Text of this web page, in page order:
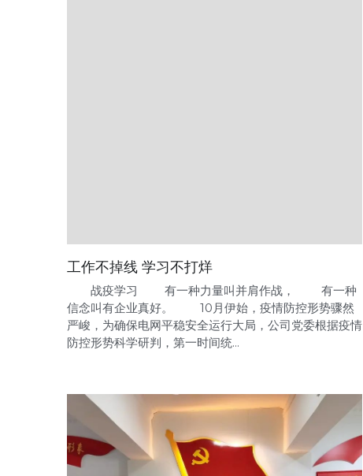
工作不掉线 学习不打烊
战疫学习 有一种力量叫并肩作战， 有一种
信念叫有企业真好。 10月伊始，疫情防控形势骤然
严峻，为确保电网平稳安全运行大局，公司党委根据疫情
防控形势科学研判，第一时间统...